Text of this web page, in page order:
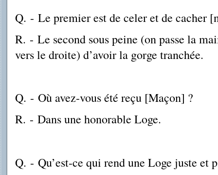
Q. - Le premier est de celer et de cacher
R. - Le second sous peine (on passe la
vers le droite) d’avoir la gorge tranchée.
Q. - Où avez-vous été reçu [Maçon] ?
R. - Dans une honorable Loge.
Q. - Qu’est-ce qui rend une Loge juste et